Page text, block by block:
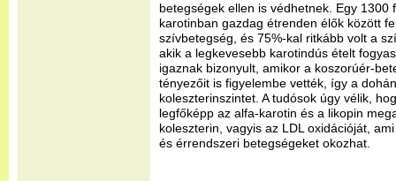
betegségek ellen is védhetnek. Egy 1300
karotinban gazdag étrenden élők között
szívbetegség, és 75%-kal ritkább volt a
akik a legkevesebb karotindús ételt
igaznak bizonyult, amikor a koszorúér-
tényezőit is figyelembe vették, így a
koleszterinszintet. A tudósok úgy vélik,
legfőképp az alfa-karotin és a likopin
koleszterin, vagyis az LDL oxidációját,
és érrendszeri betegségeket okozhat.